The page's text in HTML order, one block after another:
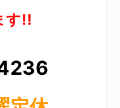
す!!